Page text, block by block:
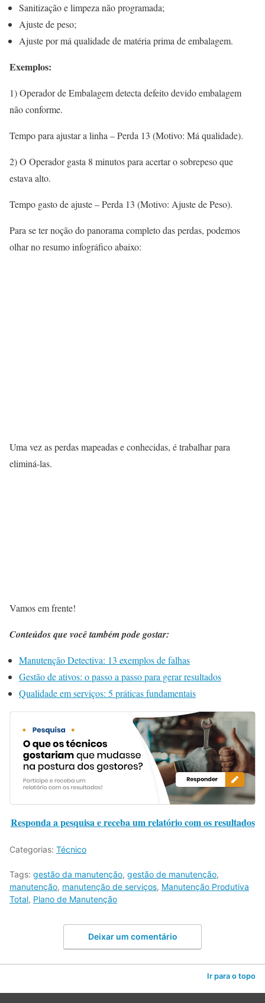
Sanitização e limpeza não programada;
Ajuste de peso;
Ajuste por má qualidade de matéria prima de embalagem.
Exemplos:
1) Operador de Embalagem detecta defeito devido embalagem
não conforme.
Tempo para ajustar a linha – Perda 13 (Motivo: Má qualidade).
2) O Operador gasta 8 minutos para acertar o sobrepeso que
estava alto.
Tempo gasto de ajuste – Perda 13 (Motivo: Ajuste de Peso).
Para se ter noção do panorama completo das perdas, podemos
olhar no resumo infográfico abaixo:
Uma vez as perdas mapeadas e conhecidas, é trabalhar para
eliminá-las.
Vamos em frente!
Conteúdos que você também pode gostar:
Manutenção Detectiva: 13 exemplos de falhas
Gestão de ativos: o passo a passo para gerar resultados
Qualidade em serviços: 5 práticas fundamentais
Responda a pesquisa e receba um relatório com os resultados
Categorias: Técnico
Tags: gestão da manutenção, gestão de manutenção,
manutenção, manutenção de serviços, Manutenção Produtiva
Total, Plano de Manutenção
Deixar um comentário
Ir para o topo